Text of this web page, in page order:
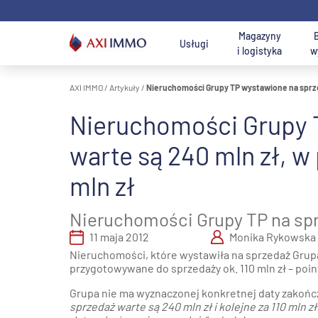
do
Usługi
Usługi AXI IMMO
Usługi
konsultingowe
Usługi
transakcyjne
Obsługa
Magazyny
i logistyka
Magazyny i hale
do wynajęcia
Magazyny na
sprzedaż
Usługi działu
pow.
magazynowych,
logistycznych i
produkcyjnych
AXI IMMO
Na wynajem
Wyszukaj
najlepsze biuro
Działki na
sprzedaż
Usługi działu
gruntów
Poznaj nas -
dział zakupu i
sprzedaży
terenów
inwestycyjnych
Lokalizacja
AXI IMMO / Artykuły / Nieruchomości Grupy TP wystawione na
Nieruchomości Grupy
warte są 240 mln zł,
mln zł
Nieruchomości Grupy TP na
11 maja 2012
Monika Rykowska
Nieruchomości, które wystawiła na sprzedaż
przygotowywane do sprzedaży ok. 110 mln zł –
Grupa nie ma wyznaczonej konkretnej daty
sprzedaż warte są 240 mln zł i kolejne za 110 mln